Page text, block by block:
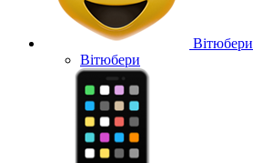
Вітюбери
Вітюбери